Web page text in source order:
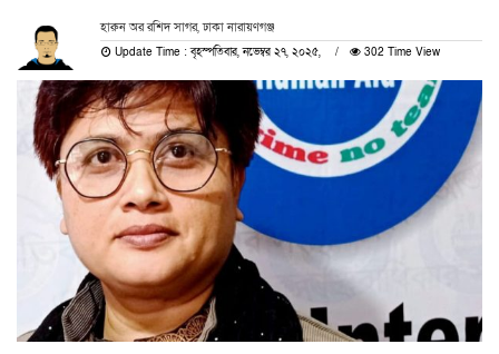
হারুন অর রশিদ সাগর, ঢাকা নারায়ণগঞ্জ
Update Time : বৃহস্পতিবার, নভেম্বর ২৭, ২০২৫, 302 Time View